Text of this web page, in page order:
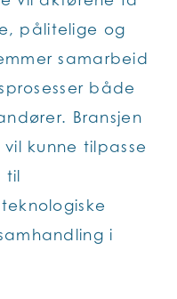
pålitelige og
samarbeid
både
Bransjen
kunne tilpasse
i